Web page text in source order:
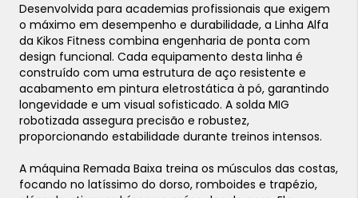
Desenvolvida para academias profissionais que exigem
o máximo em desempenho e durabilidade, a Linha Alfa
da Kikos Fitness combina engenharia de ponta com
design funcional. Cada equipamento desta linha é
construído com uma estrutura de aço resistente e
acabamento em pintura eletrostática à pó, garantindo
longevidade e um visual sofisticado. A solda MIG
robotizada assegura precisão e robustez,
proporcionando estabilidade durante treinos intensos.
A máquina Remada Baixa treina os músculos das costas,
focando no latíssimo do dorso, romboides e trapézio,